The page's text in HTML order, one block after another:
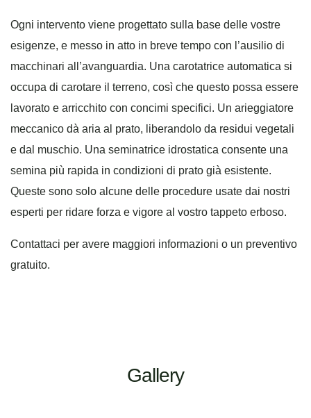
Ogni intervento viene progettato sulla base delle vostre
esigenze, e messo in atto in breve tempo con l’ausilio di
macchinari all’avanguardia. Una carotatrice automatica si
occupa di carotare il terreno, così che questo possa essere
lavorato e arricchito con concimi specifici. Un arieggiatore
meccanico dà aria al prato, liberandolo da residui vegetali
e dal muschio. Una seminatrice idrostatica consente una
semina più rapida in condizioni di prato già esistente.
Queste sono solo alcune delle procedure usate dai nostri
esperti per ridare forza e vigore al vostro tappeto erboso.
Contattaci per avere maggiori informazioni o un preventivo
gratuito.
Gallery